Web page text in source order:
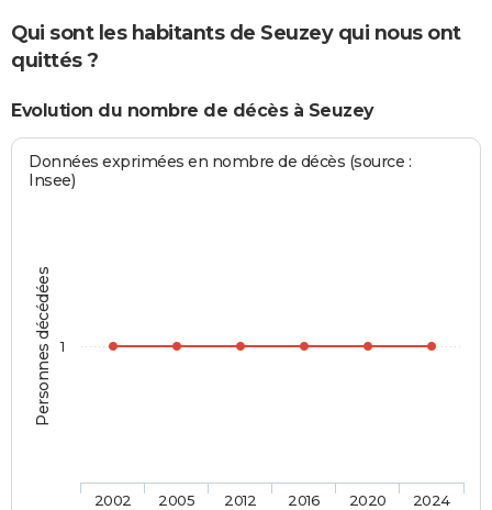
Qui sont les habitants de Seuzey qui nous ont
quittés ?
Evolution du nombre de décès à Seuzey
Personnes décédées
Données exprimées en nombre de décès (source :
Insee)
2002 2005 2012 2016 2020 2024
1